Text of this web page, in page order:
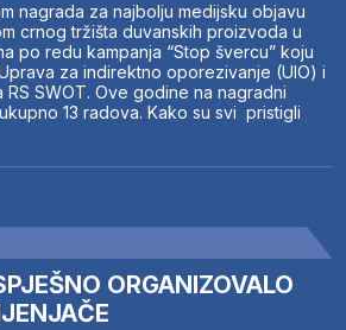
nagrada za najbolju medijsku objavu
crnog tržišta duvanskih proizvoda u
po redu kampanja “Stop švercu” koju
za indirektno oporezivanje (UIO) i
SWOT. Ove godine na nagradni
13 radova. Kako su svi pristigli
ORGANIZOVALO